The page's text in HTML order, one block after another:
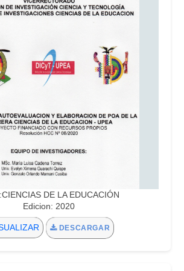
DE LA EDUCACIÓN
Edicion: 2020
DESCARGAR